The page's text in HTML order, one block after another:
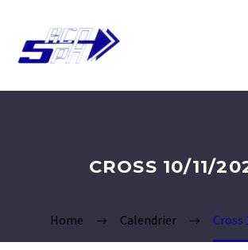
CROSS 10/11/
Home Calendrier Cross